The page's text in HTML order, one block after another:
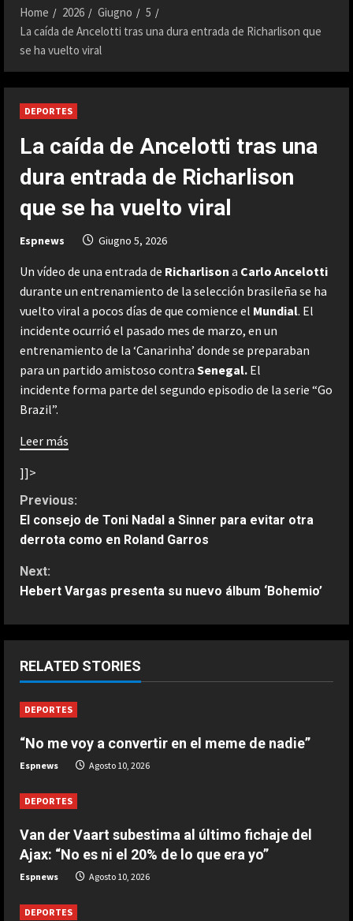
Home 2026 Giugno
5
La caída de Ancelotti tras una dura entrada de Richarlison que
se ha vuelto viral
DEPORTES
La caída de Ancelotti tras una
dura entrada de Richarlison
que se ha vuelto viral
Espnews Giugno 5, 2026
Un vídeo de una entrada de Richarlison a Carlo Ancelotti
durante un entrenamiento de la selección brasileña se ha
vuelto viral a pocos días de que comience el Mundial. El
incidente ocurrió el pasado mes de marzo, en un
entrenamiento de la ‘Canarinha’ donde se preparaban
para un partido amistoso contra Senegal. El
incidente forma parte del segundo episodio de la serie “Go
Brazil”.
Leer más
]]>
C
o
n
i
n
u
e
R
e
a
d
i
Previous:
El consejo de Toni Nadal a Sinner para evitar otra
derrota como en Roland Garros
Next:
Hebert Vargas presenta su nuevo álbum ‘Bohemio’
RELATED STORIES
DEPORTES
“No me voy a convertir en el meme de nadie”
Espnews Agosto 10, 2026
DEPORTES
Van der Vaart subestima al último fichaje del
Ajax: “No es ni el 20% de lo que era yo”
Espnews Agosto 10, 2026
DEPORTES
ESPAÑA
¿Cuándo juega Rafa Jódar contra
Arthur Fils en el Masters 1000 de
ESPAÑA
¿Llegará Christian Horner a Aston
La incredulidad de Espargaró ante
la actuación de Márquez en